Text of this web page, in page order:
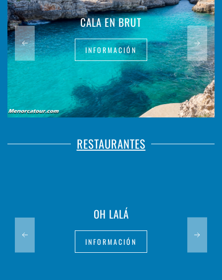
CALA EN BRUT
INFORMACIÓN
RESTAURANTES
OH LALÁ
INFORMACIÓN